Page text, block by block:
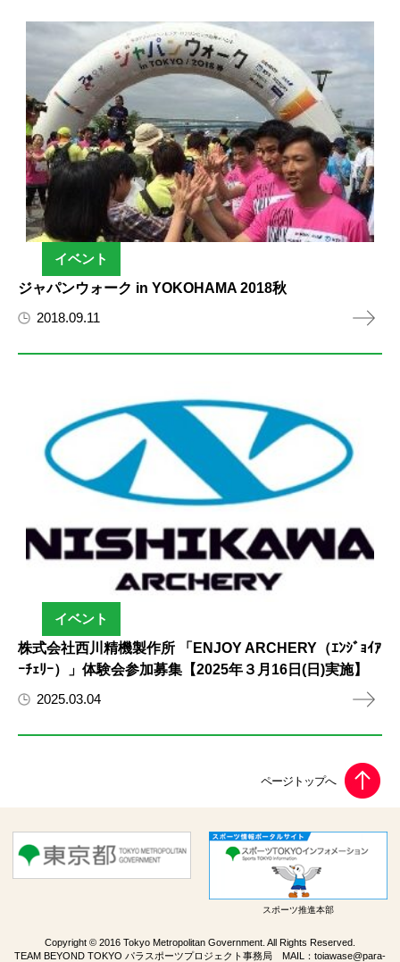
イベント
ジャパンウォーク in YOKOHAMA 2018秋
2018.09.11
イベント
株式会社西川精機製作所 「ENJOY ARCHERY（ｴﾝｼﾞｮｲｱ
ｰﾁｪﾘｰ）」体験会参加募集【2025年３月16日(日)実施】
2025.03.04
スポーツ推進本部
Copyright © 2016 Tokyo Metropolitan Government. All Rights Reserved.
TEAM BEYOND TOKYO パラスポーツプロジェクト事務局 MAIL： toiawase@para-